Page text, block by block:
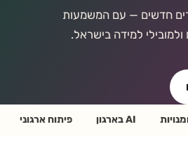
חדשים — עם המשמעות
למידה בישראל.
AI בארגון פיתוח ארגוני